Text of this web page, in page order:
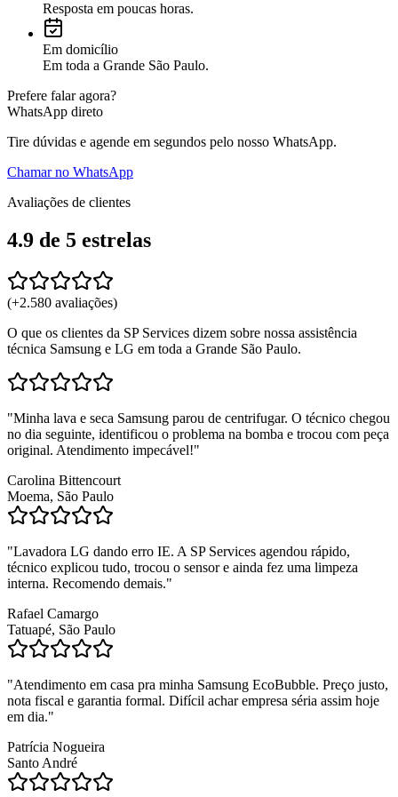
Resposta em poucas horas.
Em domicílio
Em toda a Grande São Paulo.
Prefere falar agora?
WhatsApp direto
Tire dúvidas e agende em segundos pelo nosso WhatsApp.
Chamar no WhatsApp
Avaliações de clientes
4.9 de 5 estrelas
(+2.580 avaliações)
O que os clientes da SP Services dizem sobre nossa assistência
técnica Samsung e LG em toda a Grande São Paulo.
"Minha lava e seca Samsung parou de centrifugar. O técnico chegou
no dia seguinte, identificou o problema na bomba e trocou com peça
original. Atendimento impecável!"
Carolina Bittencourt
Moema, São Paulo
"Lavadora LG dando erro IE. A SP Services agendou rápido,
técnico explicou tudo, trocou o sensor e ainda fez uma limpeza
interna. Recomendo demais."
Rafael Camargo
Tatuapé, São Paulo
"Atendimento em casa pra minha Samsung EcoBubble. Preço justo,
nota fiscal e garantia formal. Difícil achar empresa séria assim hoje
em dia."
Patrícia Nogueira
Santo André